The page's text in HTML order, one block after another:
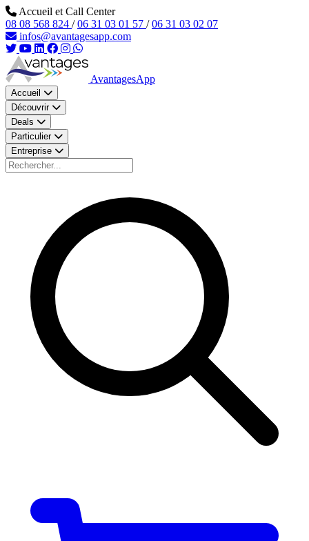
Aller au contenu principal
Accueil et Call Center
08 08 568 824 / 06 31 03 01 57 / 06 31 03 02 07
infos@avantagesapp.com
AvantagesApp
Accueil
Découvrir
Deals
Particulier
Entreprise